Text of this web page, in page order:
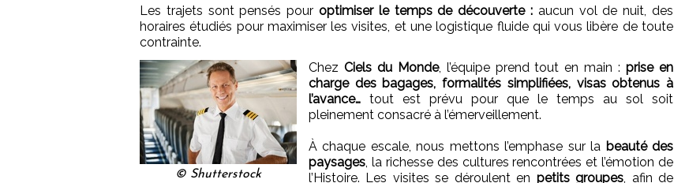
Les trajets sont pensés pour optimiser le temps de découverte : aucun vol de nuit, des
horaires étudiés pour maximiser les visites, et une logistique fluide qui vous libère de toute
contrainte.
© Shutterstock
Chez Ciels du Monde, l’équipe prend tout en main :prise en
charge des bagages, formalités simplifiées, visas obtenus à
l’avance… tout est prévu pour que le temps au sol soit
pleinement consacré à l’émerveillement.
À chaque escale, nous mettons l’emphase sur la beauté des
paysages, la richesse des cultures rencontrées et l’émotion de
l’Histoire. Les visites se déroulent en petits groupes, afin de